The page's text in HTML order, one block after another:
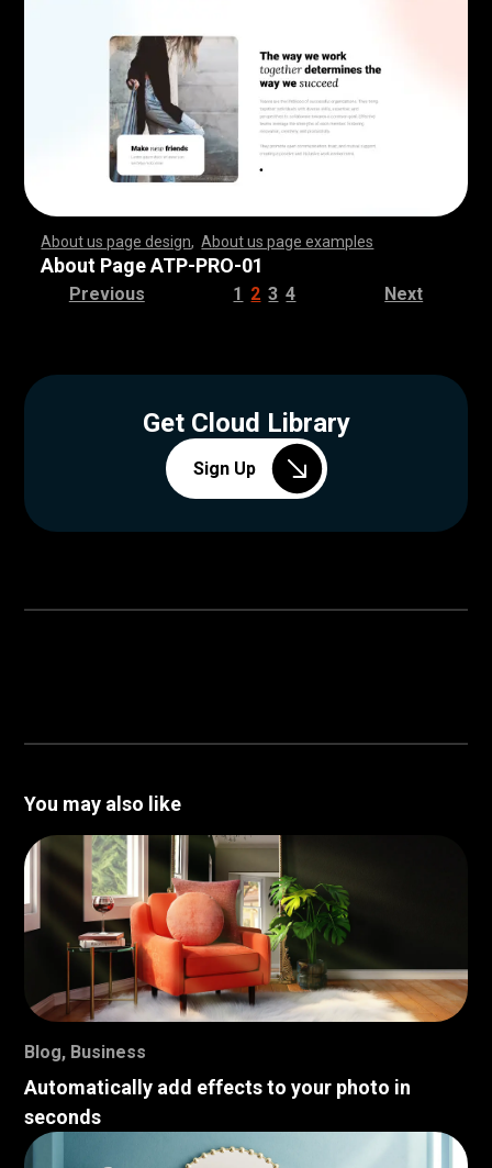
About us page design ,About us page examples
,,,,,,,,,,,,,,,,,,,,,,,, ,,,,,,,,,,,,,,,,,,,,,,,,,,,
,,,,,,,,,,,,,,,,,,,,,,,, ,,,,,,,,,,,,,,,,,,,,,,,,,,,
,,,,,,,,,,,,,,,,,,,,,,,, ,,,,,,,,,,,,,,,,,,,,,,,,,,,
,,,,,,,,,,,,,,,,,,,,,,,, ,,,,,,,,,,,,,,,,,,,,,,,,,,,
,,,,,,,,,,,,,,,,,,,,,,,, ,,,,,,,,,,,,,,,,,,,,,,,,,,,
,,,,,,,,,,,,,,,,,,,,,,,, ,,,,,,,,,,,,,,,,,,,,,,,,,,,
,,,,,,,,,,,,,,,,,,,,,,,, ,,,,,,,,,,,,,,,,,,,,,,,,,,,
,,,,,,,,,,,,,,,,,,,,,,,, ,,,,,,,,,,,,
About Page ATP-PRO-01
Previous 1 2 3 4 Next
Get Cloud Library
Sign Up
You may also like
Blog, Business
Automatically add effects to your photo in
seconds